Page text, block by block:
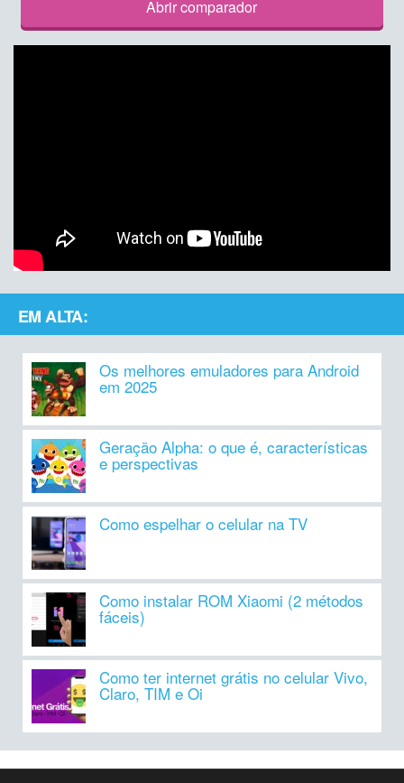
Abrir comparador
EM ALTA:
Os melhores emuladores para Android
em 2025
Geração Alpha: o que é, características
e perspectivas
Como espelhar o celular na TV
Como instalar ROM Xiaomi (2 métodos
fáceis)
Como ter internet grátis no celular Vivo,
Claro, TIM e Oi